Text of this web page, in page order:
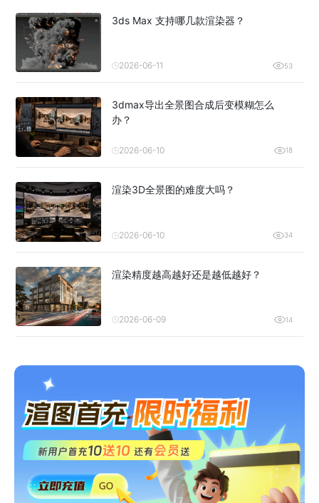
3ds Max 支持哪几款渲染器？
2026-06-11 53
3dmax导出全景图合成后变模糊怎么
办？
2026-06-10 18
渲染3D全景图的难度大吗？
2026-06-10 34
渲染精度越高越好还是越低越好？
2026-06-09 14